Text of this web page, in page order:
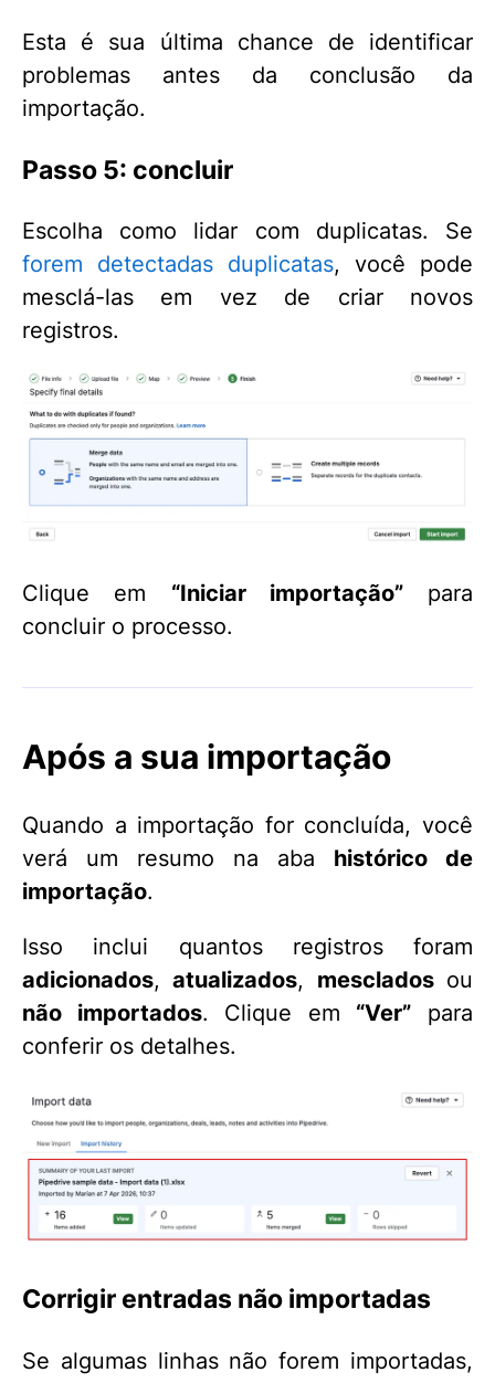
Esta é sua última chance de identificar
problemas antes da conclusão da
importação.
Passo 5: concluir
Escolha como lidar com duplicatas. Se
forem detectadas duplicatas, você pode
mesclá-las em vez de criar novos
registros.
Clique em “Iniciar importação”para
concluir o processo.
Após a sua importação
Quando a importação for concluída, você
verá um resumo na aba histórico de
importação.
Isso inclui quantos registros foram
adicionados,atualizados, mescladosou
não importados. Clique em “Ver” para
conferir os detalhes.
Corrigir entradas não importadas
Se algumas linhas não forem importadas,